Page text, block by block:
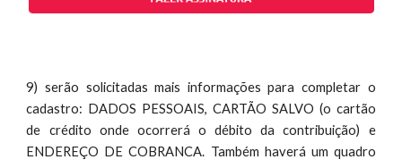
9) serão solicitadas mais informações para completar o
cadastro: DADOS PESSOAIS, CARTÃO SALVO (o cartão
de crédito onde ocorrerá o débito da contribuição) e
ENDEREÇO DE COBRANCA. Também haverá um quadro